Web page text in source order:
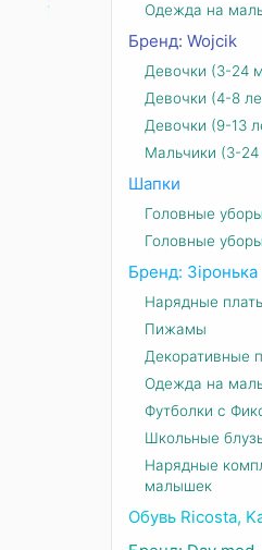
Одежда на
Бренд: Wojcik
Девочки (3-24
Девочки (4-8
Девочки (9-13
Мальчики (3-
Шапки
Головные
Головные
Бренд: Зіронька
Нарядные
Пижамы
Декоративные
Одежда на
Футболки с
Школьные
Нарядные
малышек
Обувь Ricosta,